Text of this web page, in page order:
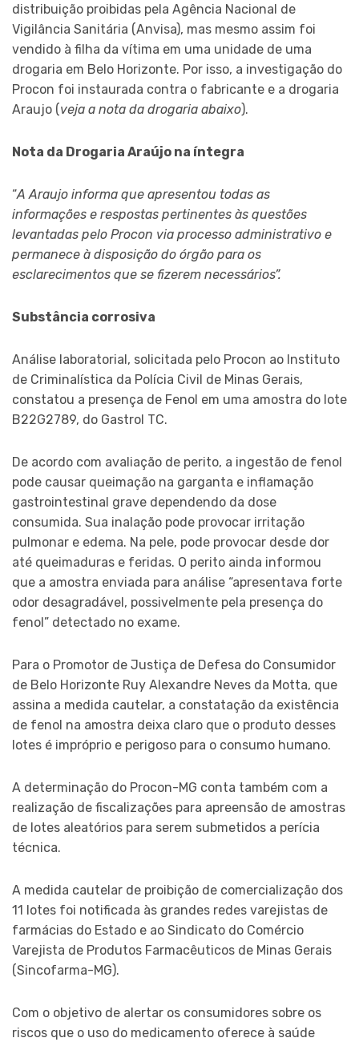
distribuição proibidas pela Agência Nacional de
Vigilância Sanitária (Anvisa), mas mesmo assim foi
vendido à filha da vítima em uma unidade de uma
drogaria em Belo Horizonte. Por isso, a investigação do
Procon foi instaurada contra o fabricante e a drogaria
Araujo (veja a nota da drogaria abaixo).
Nota da Drogaria Araújo na íntegra
“A Araujo informa que apresentou todas as
informações e respostas pertinentes às questões
levantadas pelo Procon via processo administrativo e
permanece à disposição do órgão para os
esclarecimentos que se fizerem necessários”.
Substância corrosiva
Análise laboratorial, solicitada pelo Procon ao Instituto
de Criminalística da Polícia Civil de Minas Gerais,
constatou a presença de Fenol em uma amostra do lote
B22G2789, do Gastrol TC.
De acordo com avaliação de perito, a ingestão de fenol
pode causar queimação na garganta e inflamação
gastrointestinal grave dependendo da dose
consumida. Sua inalação pode provocar irritação
pulmonar e edema. Na pele, pode provocar desde dor
até queimaduras e feridas. O perito ainda informou
que a amostra enviada para análise “apresentava forte
odor desagradável, possivelmente pela presença do
fenol” detectado no exame.
Para o Promotor de Justiça de Defesa do Consumidor
de Belo Horizonte Ruy Alexandre Neves da Motta, que
assina a medida cautelar, a constatação da existência
de fenol na amostra deixa claro que o produto desses
lotes é impróprio e perigoso para o consumo humano.
A determinação do Procon-MG conta também com a
realização de fiscalizações para apreensão de amostras
de lotes aleatórios para serem submetidos a perícia
técnica.
A medida cautelar de proibição de comercialização dos
11 lotes foi notificada às grandes redes varejistas de
farmácias do Estado e ao Sindicato do Comércio
Varejista de Produtos Farmacêuticos de Minas Gerais
(Sincofarma-MG).
Com o objetivo de alertar os consumidores sobre os
riscos que o uso do medicamento oferece à saúde